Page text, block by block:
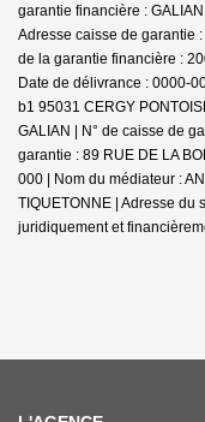
garantie financière :
Adresse caisse de garantie
de la garantie financière :
Date de délivrance : 0000-
b1 95031 CERGY
GALIAN | N° de caisse de
garantie : 89 RUE DE LA
000 | Nom du médiateur :
TIQUETONNE | Adresse du
juridiquement et